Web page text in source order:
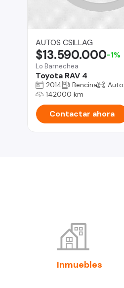
AUTOS CSILLAG
Lo Barnechea
Toyota RAV 4
$13.590.000-1%
2014 Bencina
142000 km
Contactar ahora
Inmuebles